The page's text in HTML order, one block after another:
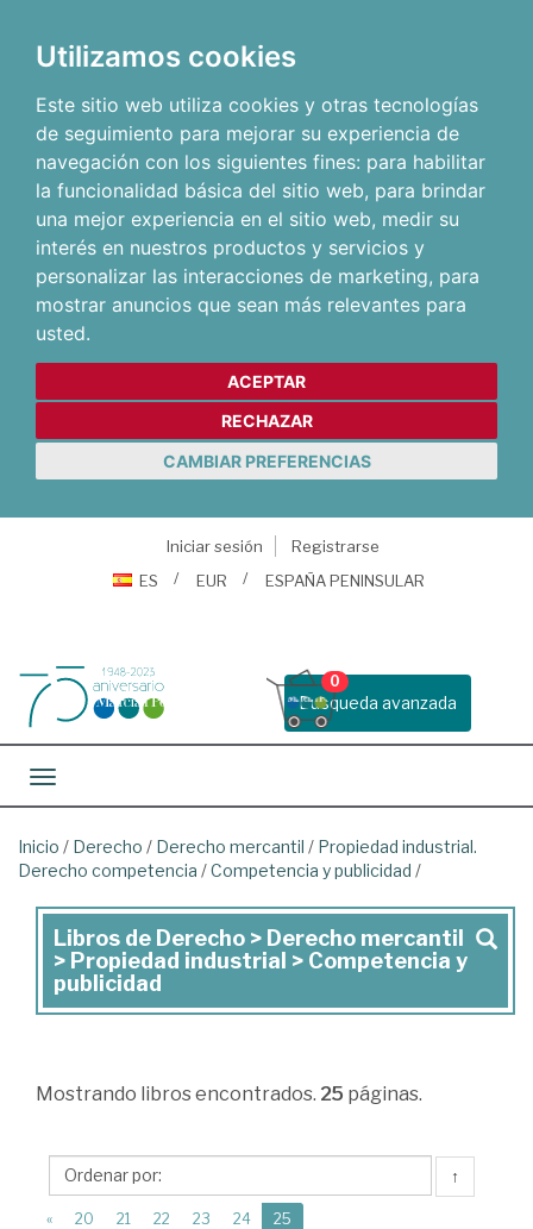
Utilizamos cookies
Este sitio web utiliza cookies y otras tecnologías
de seguimiento para mejorar su experiencia de
navegación con los siguientes fines: para habilitar
la funcionalidad básica del sitio web, para brindar
una mejor experiencia en el sitio web, medir su
interés en nuestros productos y servicios y
personalizar las interacciones de marketing, para
mostrar anuncios que sean más relevantes para
usted.
ACEPTAR
RECHAZAR
CAMBIAR PREFERENCIAS
Iniciar sesión
Registrarse
ES
EUR ESPAÑA PENINSULAR
Busqueda avanzada
0
Toggle navigation
Inicio / Derecho / Derecho mercantil / Propiedad industrial.
Derecho competencia /Competencia y publicidad /
Libros
de
Derecho
Derecho
>
Propiedad
Libros de Derecho > Derecho mercantil
> Propiedad industrial > Competencia y
publicidad
Mostrando libros encontrados. 25 páginas.
↑
« 20 21 22 23 24 25